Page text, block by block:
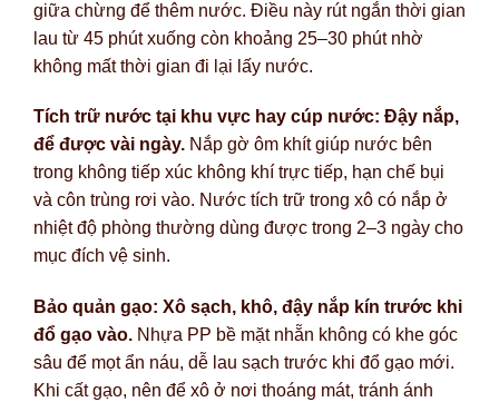
giữa chừng để thêm nước. Điều này rút ngắn thời gian
lau từ 45 phút xuống còn khoảng 25–30 phút nhờ
không mất thời gian đi lại lấy nước.
Tích trữ nước tại khu vực hay cúp nước: Đậy nắp,
để được vài ngày. Nắp gờ ôm khít giúp nước bên
trong không tiếp xúc không khí trực tiếp, hạn chế bụi
và côn trùng rơi vào. Nước tích trữ trong xô có nắp ở
nhiệt độ phòng thường dùng được trong 2–3 ngày cho
mục đích vệ sinh.
Bảo quản gạo: Xô sạch, khô, đậy nắp kín trước khi
đổ gạo vào. Nhựa PP bề mặt nhẵn không có khe góc
sâu để mọt ẩn náu, dễ lau sạch trước khi đổ gạo mới.
Khi cất gạo, nên để xô ở nơi thoáng mát, tránh ánh